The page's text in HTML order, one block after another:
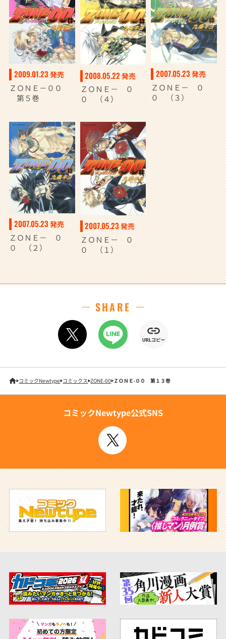
2009.01.23 発売
ＺＯＮＥ－００
第５巻
2008.05.22 発売
ＺＯＮＥ－ ０
０ （４）
2007.05.23 発売
ＺＯＮＥ－ ０
０ （３）
2007.05.23 発売
ＺＯＮＥ－ ０
０ （２）
2007.05.23 発売
ＺＯＮＥ－ ０
０ （１）
SHARE
コミックNewtype コミックス ZONE-00 ＺＯＮＥ‐００ 第１３巻
コミックNewtype公式SNS